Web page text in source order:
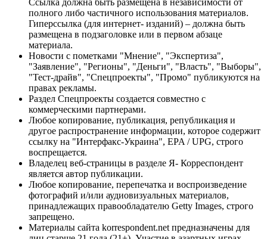
полного либо частичного использования материалов.
Гиперссылка (для интернет- изданий) – должна быть
размещена в подзаголовке или в первом абзаце
материала.
Новости с пометками "Мнение", "Экспертиза",
"Заявление", "Регионы", "Деньги", "Власть", "Выборы",
"Тест-драйв", "Спецпроекты", "Промо" публикуются на
правах рекламы.
Раздел Спецпроекты создается совместно с
коммерческими партнерами.
Любое копирование, публикация, републикация и
другое распространение информации, которое содержит
ссылку на "Интерфакс-Украина", EPA / UPG, строго
воспрещается.
Владелец веб-страницы в разделе Я- Корреспондент
является автор публикации.
Любое копирование, перепечатка и воспроизведение
фотографий и/или аудиовизуальных материалов,
принадлежащих правообладателю Getty Images, строго
запрещено.
Материалы сайта korrespondent.net предназначены для